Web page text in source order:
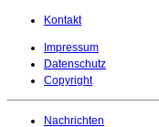
Kontakt
Impressum
Datenschutz
Copyright
Nachrichten